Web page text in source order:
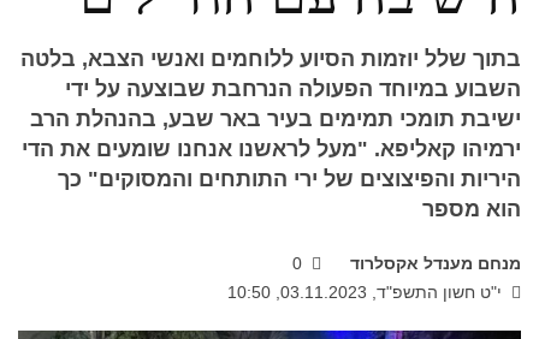
בתוך שלל יוזמות הסיוע ללוחמים ואנשי הצבא, בלטה
השבוע במיוחד הפעולה הנרחבת שבוצעה על ידי
ישיבת תומכי תמימים בעיר באר שבע, בהנהלת הרב
ירמיהו קאליפא. "מעל לראשנו אנחנו שומעים את הדי
היריות והפיצוצים של ירי התותחים והמסוקים" כך
הוא מספר
מנחם מענדל אקסלרוד
0
י"ט חשון התשפ"ד, 03.11.2023, 10:50